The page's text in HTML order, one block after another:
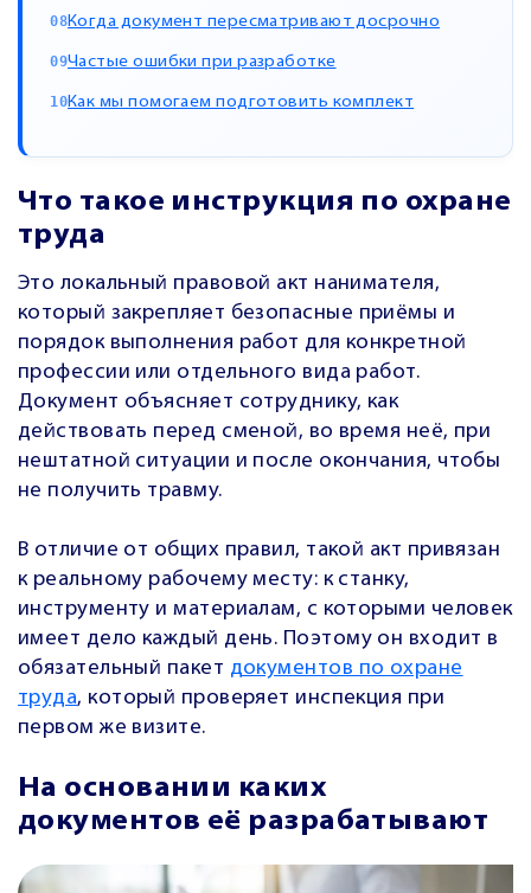
Когда документ пересматривают досрочно
Частые ошибки при разработке
Как мы помогаем подготовить комплект
Что такое инструкция по охране
труда
Это локальный правовой акт нанимателя,
который закрепляет безопасные приёмы и
порядок выполнения работ для конкретной
профессии или отдельного вида работ.
Документ объясняет сотруднику, как
действовать перед сменой, во время неё, при
нештатной ситуации и после окончания, чтобы
не получить травму.
В отличие от общих правил, такой акт привязан
к реальному рабочему месту: к станку,
инструменту и материалам, с которыми человек
имеет дело каждый день. Поэтому он входит в
обязательный пакет документов по охране
труда, который проверяет инспекция при
первом же визите.
На основании каких
документов её разрабатывают